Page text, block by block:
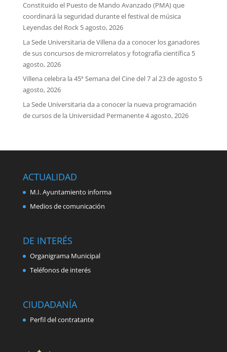
Constituido el Puesto de Mando Avanzado (PMA) que
coordinará la seguridad durante el festival de música
Leyendas del Rock 5 agosto, 2026
La Sede Universitaria de Villena da a conocer los ganadores
de sus concursos de microrrelatos y fotografía científica 5
agosto, 2026
Villena celebra la 45ª Semana del Cine del 7 al 23 de agosto 5
agosto, 2026
La Sede Universitaria da a conocer la nueva programación
de cursos de la Universidad Permanente4 agosto, 2026
ACTUALIDAD
M.I. Ayuntamiento informa
Medios de comunicación
DE INTERÉS
Organigrama Municipal
Teléfonos de interés
CIUDADANÍA
Perfil del contratante